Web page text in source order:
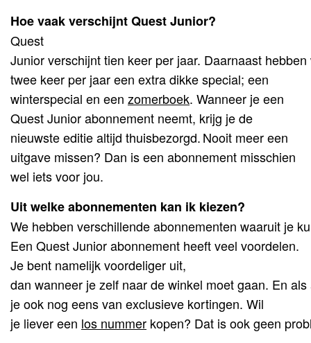
Hoe vaak verschijnt Quest Junior?
Quest
Junior verschijnt tien keer per jaar. Daarnaast hebben
twee keer per jaar een extra dikke special; een
winterspecial en een zomerboek. Wanneer je een
Quest Junior abonnement neemt, krijg je de
nieuwste editie altijd thuisbezorgd. Nooit meer een
uitgave missen? Dan is een abonnement misschien
wel iets voor jou.
Uit welke abonnementen kan ik kiezen?
We hebben verschillende abonnementen waaruit je
Een Quest Junior abonnement heeft veel voordelen.
Je bent namelijk voordeliger uit,
dan wanneer je zelf naar de winkel moet gaan. En
je ook nog eens van exclusieve kortingen. Wil
je liever een los nummer kopen? Dat is ook geen